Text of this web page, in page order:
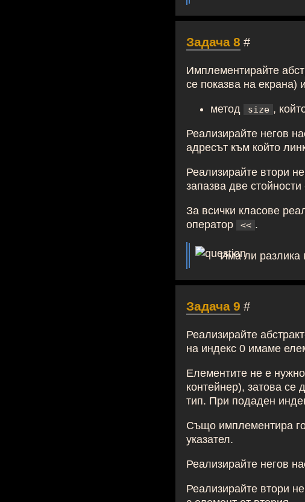
Задача 8 #
Имплементирайте
се показва на
метод size ,
Реализирайте негов
адресът към който
Реализирайте втори
запазва две
За всички класове
оператор
<<
Има ли разлика
Задача 9 #
Реализирайте
на индекс 0 имаме
Елементите не е
контейнер), затова се
тип. При подаден
Също имплементира
указател.
Реализирайте негов
Реализирайте втори